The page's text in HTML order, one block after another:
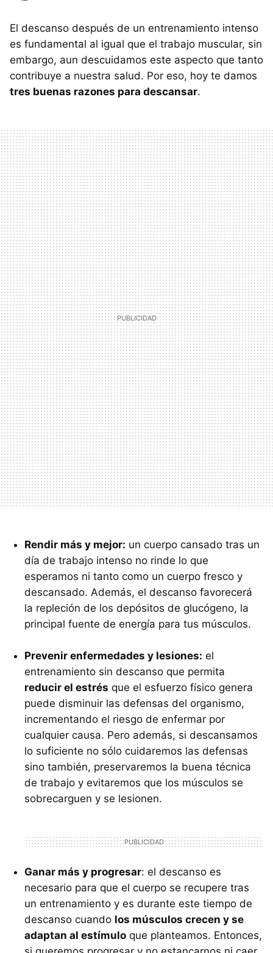
El descanso después de un entrenamiento intenso
es fundamental al igual que el trabajo muscular, sin
embargo, aun descuidamos este aspecto que tanto
contribuye a nuestra salud. Por eso, hoy te damos
tres buenas razones para descansar.
Rendir más y mejor: un cuerpo cansado tras un
día de trabajo intenso no rinde lo que
esperamos ni tanto como un cuerpo fresco y
descansado. Además, el descanso favorecerá
la repleción de los depósitos de glucógeno, la
principal fuente de energía para tus músculos.
Prevenir enfermedades y lesiones: el
entrenamiento sin descanso que permita
reducir el estrés que el esfuerzo físico genera
puede disminuir las defensas del organismo,
incrementando el riesgo de enfermar por
cualquier causa. Pero además, si descansamos
lo suficiente no sólo cuidaremos las defensas
sino también, preservaremos la buena técnica
de trabajo y evitaremos que los músculos se
sobrecarguen y se lesionen.
Ganar más y progresar: el descanso es
necesario para que el cuerpo se recupere tras
un entrenamiento y es durante este tiempo de
descanso cuando los músculos crecen y se
adaptan al estímulo que planteamos. Entonces,